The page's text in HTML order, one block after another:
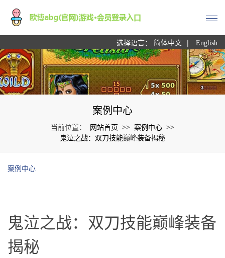
选择语言： 简体中文 | English
案例中心
当前位置： 网站首页 >> 案例中心 >>
鬼泣之战：双刀技能巅峰装备揭秘
案例中心
鬼泣之战：双刀技能巅峰装备
揭秘